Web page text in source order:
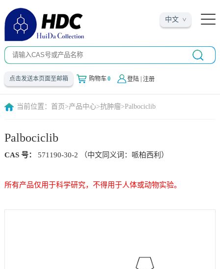
中文
点击发送本页面至邮箱 购物车0 登陆| 注册
当前位置： 首页 >产品中心>抗肿瘤>Palbociclib
Palbociclib
CAS 号： 571190-30-2 （中文同义词：哌柏西利）
所有产品仅用于科学研究，不得用于人体或动物实验。